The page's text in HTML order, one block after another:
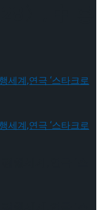
행세계,연극 ‘스
〉, 中 흥